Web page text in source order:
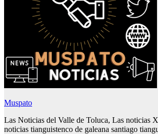
Muspato
Las Noticias del Valle de Toluca, Las noticias
noticias tianguistenco de galeana santiago